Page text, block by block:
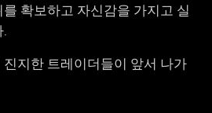
확보하고 자신감을 가지고 실
지한 트레이더들이 앞서 나가